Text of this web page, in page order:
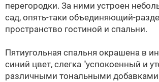
перегородки. За ними устроен
сад, опять-таки объединяющий-
пространство гостиной и спальни.
Пятиугольная спальня окрашена в
синий цвет, слегка "успокоенный и
различными тональными